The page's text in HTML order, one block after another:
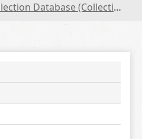
Database of the National Museum of Japanese History)